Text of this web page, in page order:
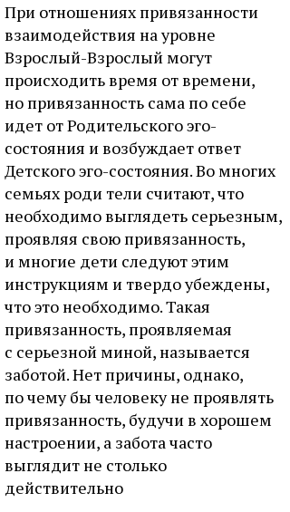
При отношениях привязанности
взаимодействия на уровне
Взрослый-Взрослый могут
происходить время от времени,
но привязанность сама по себе
идет от Родительского эго-
состояния и возбуждает ответ
Детского эго-состояния. Во многих
семьях роди тели считают, что
необходимо выглядеть серьезным,
проявляя свою привязанность,
и многие дети следуют этим
инструкциям и твердо убеждены,
что это необходимо. Такая
привязанность, проявляемая
с серьезной миной, называется
заботой. Нет причины, однако,
по чему бы человеку не проявлять
привязанность, будучи в хорошем
настроении, а забота часто
выглядит не столько
действительно